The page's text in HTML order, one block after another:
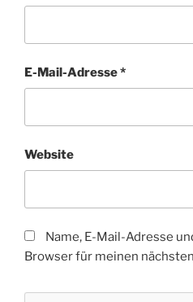
E-Mail-Adresse*
Website
Name, E-Mail-Adresse
Browser für meinen